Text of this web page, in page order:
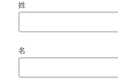
姓
名